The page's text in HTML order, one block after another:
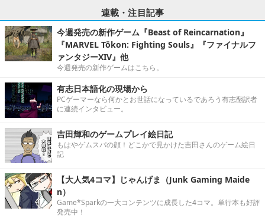
連載・注目記事
今週発売の新作ゲーム『Beast of Reincarnation』
『MARVEL Tōkon: Fighting Souls』『ファイナルフ
ァンタジーXIV』他
今週発売の新作ゲームはこちら。
有志日本語化の現場から
PCゲーマーなら何かとお世話になっているであろう有志翻訳者
に連続インタビュー。
吉田輝和のゲームプレイ絵日記
もはやゲムスパの顔！どこかで見かけた吉田さんのゲーム絵日
記
【大人気4コマ】じゃんげま（Junk Gaming Maide
n）
Game*Sparkの一大コンテンツに成長した4コマ。単行本も好評
発売中！